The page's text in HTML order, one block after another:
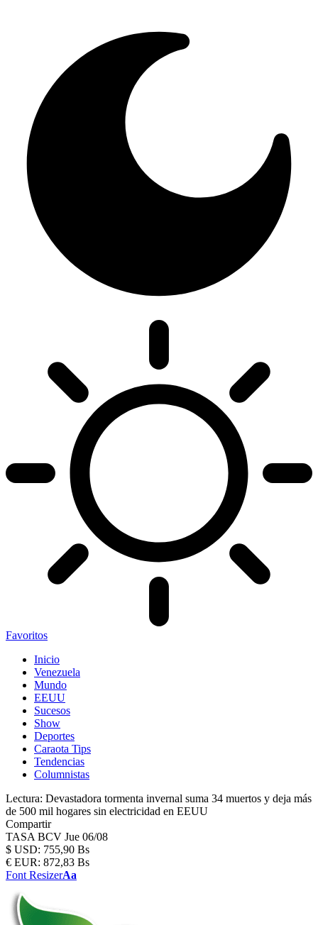
Favoritos
Inicio
Venezuela
Mundo
EEUU
Sucesos
Show
Deportes
Caraota Tips
Tendencias
Columnistas
Lectura: Devastadora tormenta invernal suma 34 muertos y deja más
de 500 mil hogares sin electricidad en EEUU
Compartir
TASA BCV Jue 06/08
$ USD: 755,90 Bs
€ EUR: 872,83 Bs
Font ResizerAa